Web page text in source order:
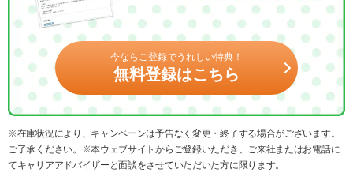
今ならご登録でうれしい特典！
無料登録はこちら
※在庫状況により、キャンペーンは予告なく変更・終了する場合がございます。
ご了承ください。※本ウェブサイトからご登録いただき、ご来社またはお電話に
てキャリアアドバイザーと面談をさせていただいた方に限ります。